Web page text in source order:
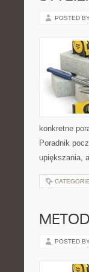
POSTED
konkretne
Poradnik
upiększania,
POSTED